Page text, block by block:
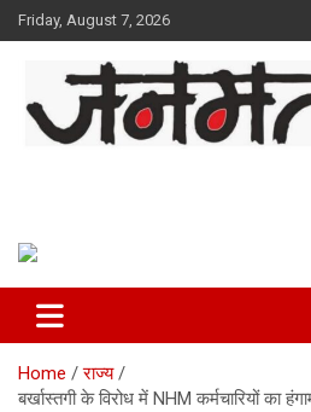
Skip
to
Friday, August 7, 2026
Home
राज्य
बर्खास्तगी के विरोध में NHM कर्मचारियों का